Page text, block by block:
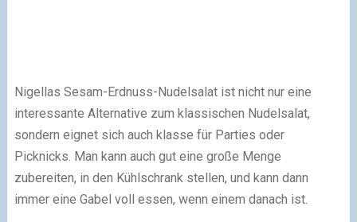
Nigellas Sesam-Erdnuss-Nudelsalat ist nicht nur eine
interessante Alternative zum klassischen Nudelsalat,
sondern eignet sich auch klasse für Parties oder
Picknicks. Man kann auch gut eine große Menge
zubereiten, in den Kühlschrank stellen, und kann dann
immer eine Gabel voll essen, wenn einem danach ist.